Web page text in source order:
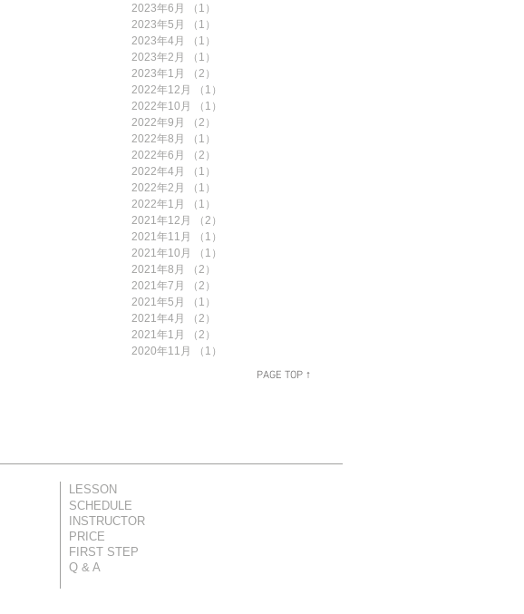
2023年6月
（1）
2023年5月
（1）
2023年4月
（1）
2023年2月
（1）
2023年1月
（2）
2022年12月
（1）
2022年10月
（1）
2022年9月
（2）
2022年8月
（1）
2022年6月
（2）
2022年4月
（1）
2022年2月
（1）
2022年1月
（1）
2021年12月
（2）
2021年11月
（1）
2021年10月
（1）
2021年8月
（2）
2021年7月
（2）
2021年5月
（1）
2021年4月
（2）
2021年1月
（2）
2020年11月
（1）
PAGE TOP ↑
LESSON
SCHEDULE
INSTRUCTOR
PRICE
FIRST STEP
Q & A